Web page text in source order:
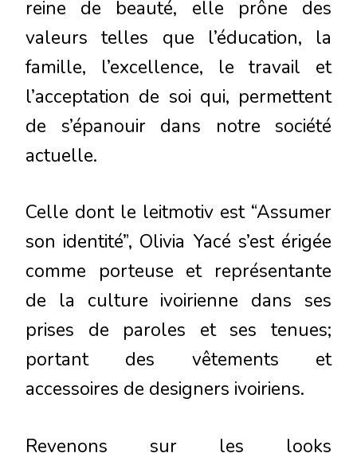
reine de beauté, elle prône des
valeurs telles que l’éducation, la
famille, l’excellence, le travail et
l’acceptation de soi qui, permettent
de s’épanouir dans notre société
actuelle.
Celle dont le leitmotiv est “Assumer
son identité”, Olivia Yacé s’est érigée
comme porteuse et représentante
de la culture ivoirienne dans ses
prises de paroles et ses tenues;
portant des vêtements et
accessoires de designers ivoiriens.
Revenons sur les looks